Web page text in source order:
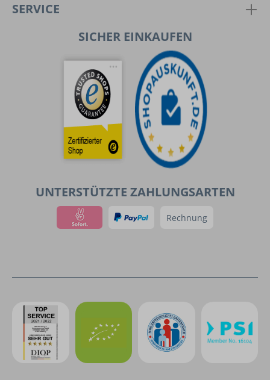
SERVICE
SICHER EINKAUFEN
UNTERSTÜTZTE ZAHLUNGSARTEN
Rechnung